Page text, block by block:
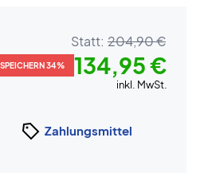
Statt: 204,90 €
SPEICHERN 34% 134,95 €
inkl. MwSt.
Zahlungsmittel